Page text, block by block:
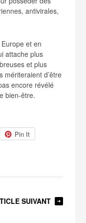
antivirales,
et en
attache plus
et plus
mériteraient d’être
encore révélé
bien-être.
Pin It
SUIVANT